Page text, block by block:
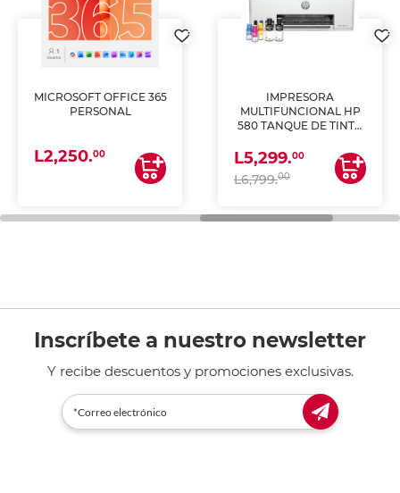
MICROSOFT OFFICE 365
PERSONAL
L2,250.00
IMPRESORA
MULTIFUNCIONAL HP
580 TANQUE DE TINTA
ESCANEA)
L5,299.00
L6,799.00
Inscríbete a nuestro newsletter
Y recibe descuentos y promociones exclusivas.